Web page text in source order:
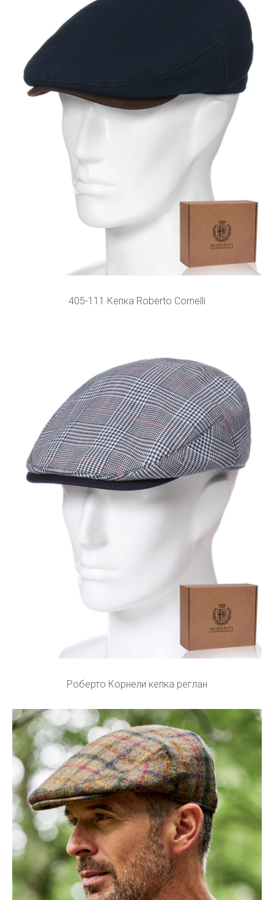
405-111 Кепка Roberto Cornelli
Роберто Корнели кепка реглан